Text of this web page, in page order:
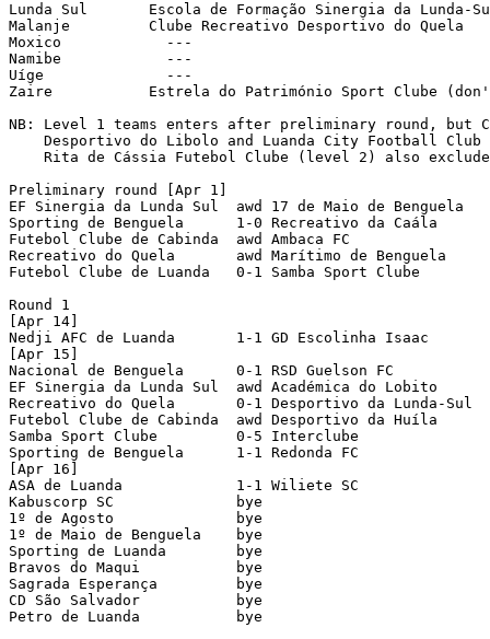
Lunda Sul	Escola de Formação Sinergia da Lunda-Sul
Malanje		Clube Recreativo Desportivo do Quela
Moxico		  ---
Namibe		  ---
Uíge		  ---
Zaire		Estrela do Património Sport Clube (don't play)
NB: Level 1 teams enters after preliminary round, but
Desportivo do Libolo and Luanda City Football
Rita de Cássia Futebol Clube (level 2) also
Preliminary round [Apr 1]
EF Sinergia da Lunda Sul  awd 17 de Maio de Benguela	[3-0 awarded; 17 de Maio dns]
Sporting de Benguela	  1-0 Recreativo da Caála
Futebol Clube de Cabinda  awd Ambaca FC			[3-0 awarded; Ambaca FC dns]
Recreativo do Quela 	  awd Marítimo de Benguela	[3-0 awarded; Marítimo dns]
Futebol Clube de Luanda   0-1 Samba Sport Clube
Round 1
[Apr 14]
Nedji AFC de Luanda	  1-1 GD Escolinha Isaac	[4-3 pen]
[Apr 15]
Nacional de Benguela	  0-1 RSD Guelson FC
EF Sinergia da Lunda Sul  awd Académica do Lobito	[at Luena; 0-3 awarded; Sinergia dns]
Recreativo do Quela 	  0-1 Desportivo da Lunda-Sul
Futebol Clube de Cabinda  awd Desportivo da Huíla	[0-3 awarded; FC Cabinda dns]
Samba Sport Clube	  0-5 Interclube		[at Luanda]
Sporting de Benguela	  1-1 Redonda FC		[1-4 pen]
[Apr 16]
ASA de Luanda		  1-1 Wiliete SC		[3-4 pen]
Kabuscorp SC		  bye
1º de Agosto		  bye
1º de Maio de Benguela	  bye
Sporting de Luanda	  bye
Bravos do Maqui		  bye
Sagrada Esperança	  bye
CD São Salvador	 	  bye
Petro de Luanda		  bye